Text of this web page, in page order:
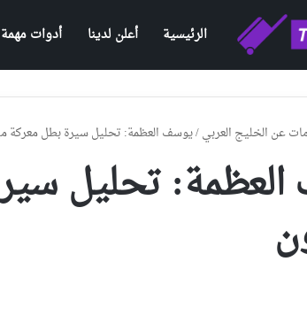
الرئيسية أعلن لدينا أدوات مهمة
عن الخليج العربي/يوسف العظمة: تحليل سيرة بطل معركة
تحليل